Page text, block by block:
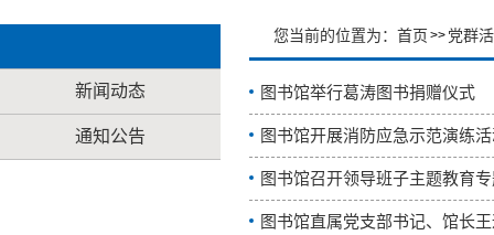
新闻动态
通知公告
您当前的位置为： 首页 >> 党群
图书馆举行葛涛图书捐赠仪式
图书馆开展消防应急示范演练
图书馆召开领导班子主题教育
图书馆直属党支部书记、馆长